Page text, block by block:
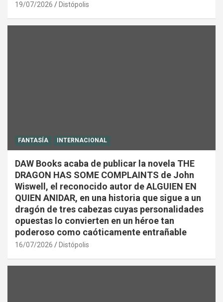
19/07/2026 Distópolis
FANTASÍA INTERNACIONAL
DAW Books acaba de publicar la novela THE
DRAGON HAS SOME COMPLAINTS de John
Wiswell, el reconocido autor de ALGUIEN EN
QUIEN ANIDAR, en una historia que sigue a un
dragón de tres cabezas cuyas personalidades
opuestas lo convierten en un héroe tan
poderoso como caóticamente entrañable
16/07/2026 Distópolis